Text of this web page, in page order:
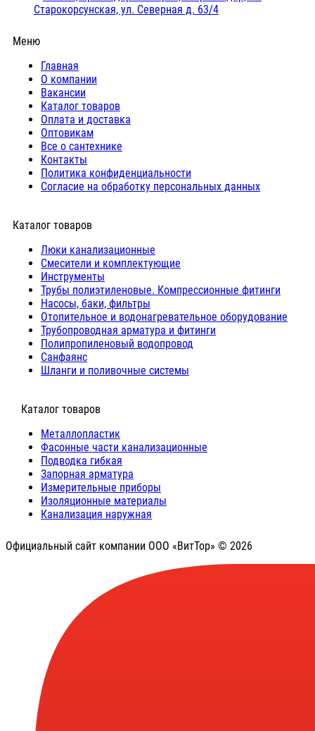
Старокорсунская, ул. Северная д. 63/4
Меню
Главная
О компании
Вакансии
Каталог товаров
Оплата и доставка
Оптовикам
Все о сантехнике
Контакты
Политика конфиденциальности
Согласие на обработку персональных данных
Каталог товаров
Люки канализационные
Cмесители и комплектующие
Инструменты
Трубы полиэтиленовые. Компрессионные фитинги
Насосы, баки, фильтры
Отопительное и водонагревательное оборудование
Трубопроводная арматура и фитинги
Полипропиленовый водопровод
Санфаянс
Шланги и поливочные системы
⠀Каталог товаров
Металлопластик
Фасонные части канализационные
Подводка гибкая
Запорная арматура
Измерительные приборы
Изоляционные материалы
Канализация наружная
Официальный сайт компании ООО «ВитТор» © 2026